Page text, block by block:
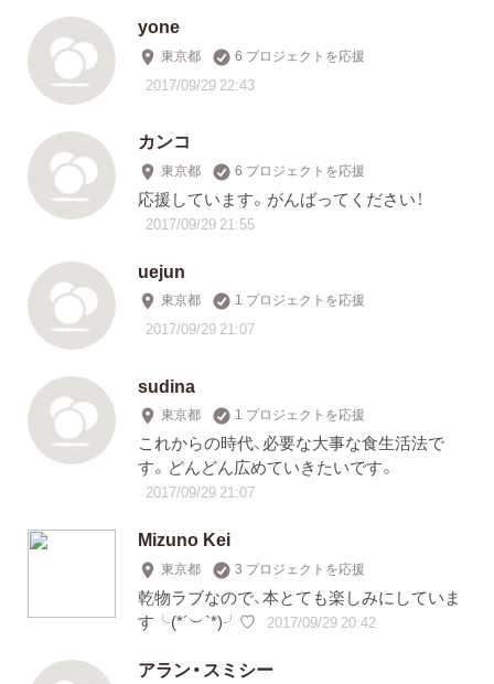
yone
東京都 6 プロジェクトを応援
2017/09/29 22:43
カンコ
東京都 6 プロジェクトを応援
応援しています。がんばってください！
2017/09/29 21:55
uejun
東京都 1 プロジェクトを応援
2017/09/29 21:07
sudina
東京都 1 プロジェクトを応援
これからの時代、必要な大事な食生活法で
す。どんどん広めていきたいです。
2017/09/29 21:07
Mizuno Kei
東京都 3 プロジェクトを応援
乾物ラブなので、本とても楽しみにしていま
す╰(*´︶`*)╯♡
2017/09/29 20:42
アラン・スミシー